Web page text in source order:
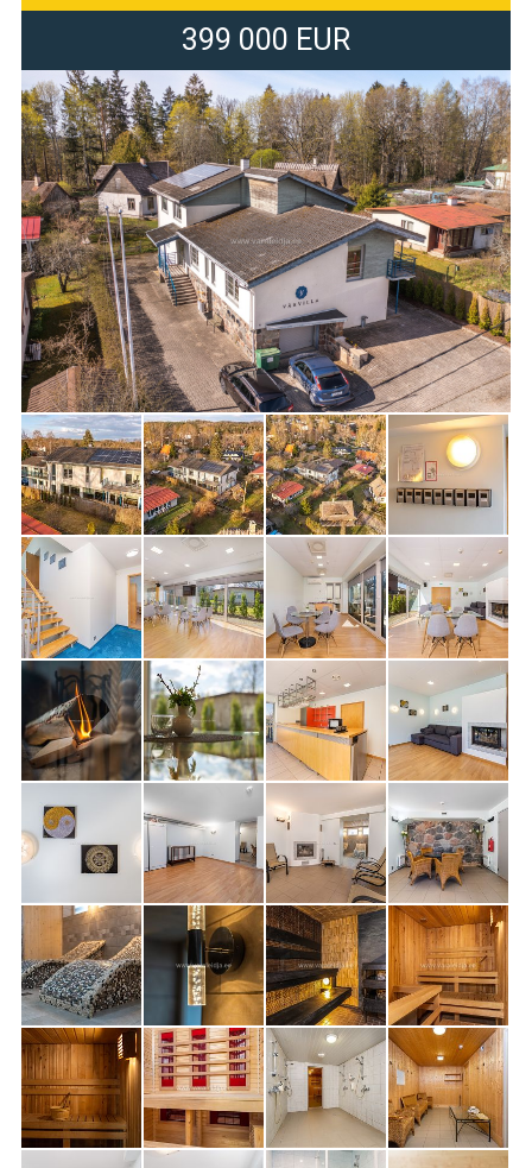
399 000 EUR